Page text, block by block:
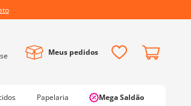
Meus pedidos
Papelaria Mega Saldão